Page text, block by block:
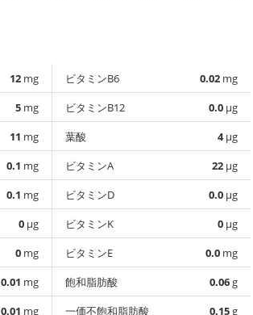
12 mg
5 mg
11 mg
0.1 mg
0.1 mg
0 µg
0 mg
0.01 mg
0.01 mg
ビタミンB6 0.02 mg
ビタミンB12
0.0 µg
葉酸
4µg
ビタミンA
22 µg
ビタミンD
0.0 µg
ビタミンK
0 µg
ビタミンE
0.0 mg
飽和脂肪酸
0.06g
一価不飽和脂肪酸
0.15g